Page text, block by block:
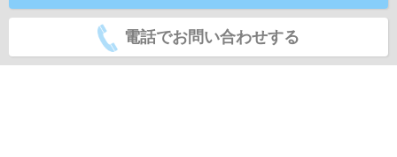
電話でお問い合わせする